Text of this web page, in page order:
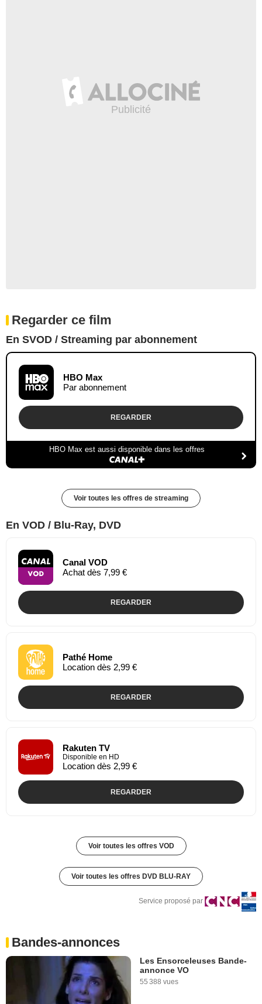
Regarder ce film
En SVOD / Streaming par abonnement
HBO Max
Par abonnement
REGARDER
HBO Max est aussi disponible dans les offres
Voir toutes les offres de streaming
En VOD / Blu-Ray, DVD
Canal VOD
Achat dès 7,99 €
REGARDER
Pathé Home
Location dès 2,99 €
REGARDER
Rakuten TV
Disponible en HD
Location dès 2,99 €
REGARDER
Voir toutes les offres VOD
Voir toutes les offres DVD BLU-RAY
Service proposé par
Bandes-annonces
Les Ensorceleuses Bande-
annonce VO
55 388 vues